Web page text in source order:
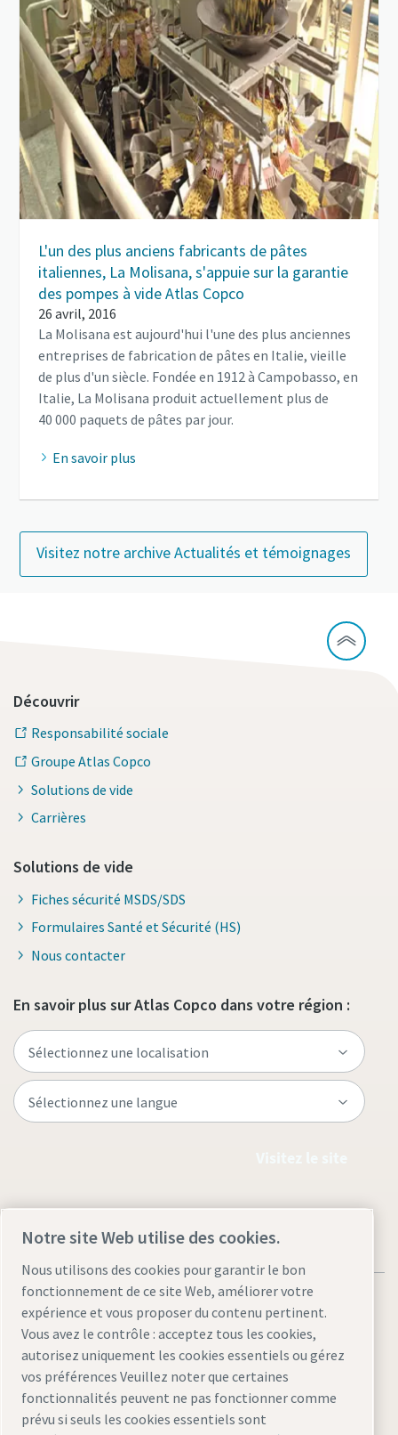
L'un des plus anciens fabricants de pâtes
italiennes, La Molisana, s'appuie sur la garantie
des pompes à vide Atlas Copco
26 avril, 2016
La Molisana est aujourd'hui l'une des plus anciennes
entreprises de fabrication de pâtes en Italie, vieille
de plus d'un siècle. Fondée en 1912 à Campobasso, en
Italie, La Molisana produit actuellement plus de
40 000 paquets de pâtes par jour.
En savoir plus
Visitez notre archive Actualités et témoignages
Découvrir
Responsabilité sociale
Groupe Atlas Copco
Solutions de vide
Carrières
Solutions de vide
Fiches sécurité MSDS/SDS
Formulaires Santé et Sécurité (HS)
Nous contacter
En savoir plus sur Atlas Copco dans votre région :
Mentions légales et déclaration de confidentialité
Gérer les cookies AccessibilitéPlan du site
© 2026 Atlas Copco AB
Notre site Web utilise des cookies.
Nous utilisons des cookies pour garantir le bon
fonctionnement de ce site Web, améliorer votre
expérience et vous proposer du contenu pertinent.
Vous avez le contrôle : acceptez tous les cookies,
autorisez uniquement les cookies essentiels ou gérez
vos préférences Veuillez noter que certaines
fonctionnalités peuvent ne pas fonctionner comme
prévu si seuls les cookies essentiels sont